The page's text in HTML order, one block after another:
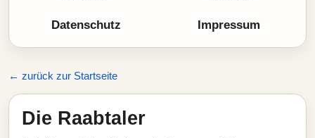
Datenschutz Impressum
← zurück zur Startseite
Die Raabtaler